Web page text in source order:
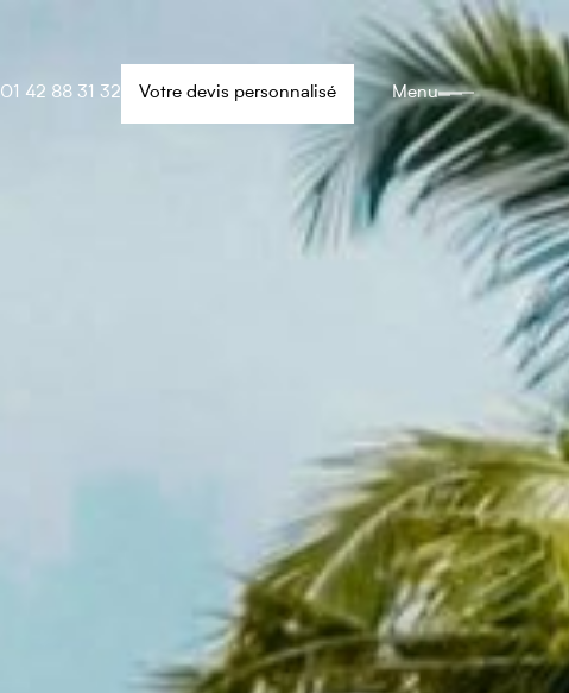
01 42 88 31 32 Votre devis personnalisé Menu